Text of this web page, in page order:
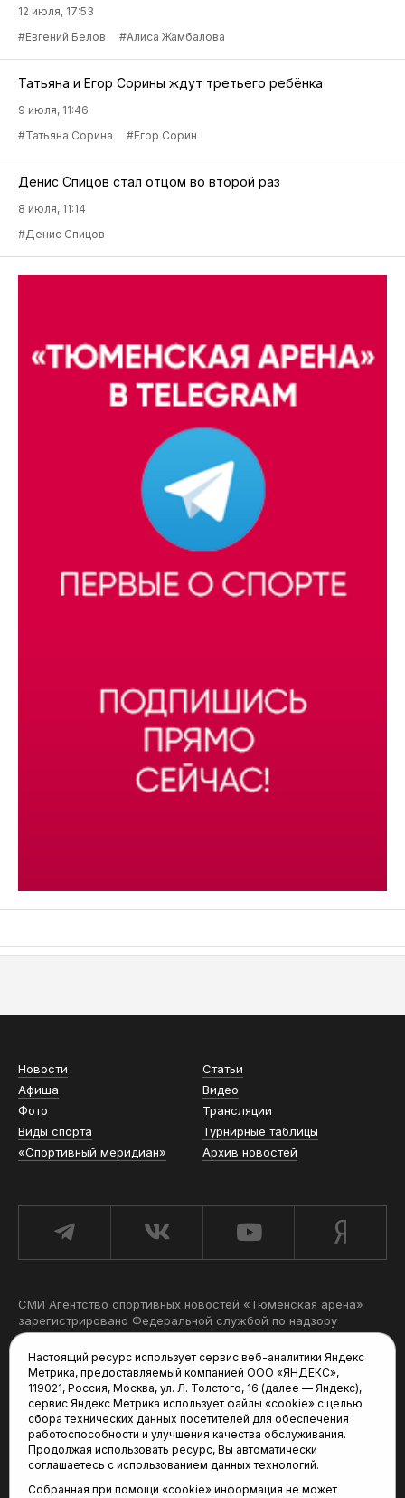
12 июля, 17:53
#Евгений Белов
#Алиса Жамбалова
Татьяна и Егор Сорины ждут третьего ребёнка
9 июля, 11:46
#Татьяна Сорина
#Егор Сорин
Денис Спицов стал отцом во второй раз
8 июля, 11:14
#Денис Спицов
Новости
Статьи
Афиша
Видео
Фото
Трансляции
Виды спорта
Турнирные таблицы
«Спортивный меридиан»
Архив новостей
СМИ Агентство спортивных новостей «Тюменская арена»
зарегистрировано Федеральной службой по надзору
в сфере связи, информационных технологий и массовых
коммуникаций (Роскомнадзор), регистрационный номер
и дата: серия Эл № ФС77-81090 от 25 мая 2021 г.
Учредитель: АНО «ТРК «Тюменское время».
Главный редактор: Мартынов В. В.
При использовании материалов ссылка обязательна.
Политика конфиденциальности
Редакция:
Настоящий ресурс использует сервис веб-аналитики Яндекс
Метрика, предоставляемый компанией ООО «ЯНДЕКС»,
119021, Россия, Москва, ул. Л. Толстого, 16 (далее — Яндекс),
сервис Яндекс Метрика использует файлы «cookie» с целью
сбора технических данных посетителей для обеспечения
работоспособности и улучшения качества обслуживания.
Продолжая использовать ресурс, Вы автоматически
соглашаетесь с использованием данных технологий.
Собранная при помощи «cookie» информация не может